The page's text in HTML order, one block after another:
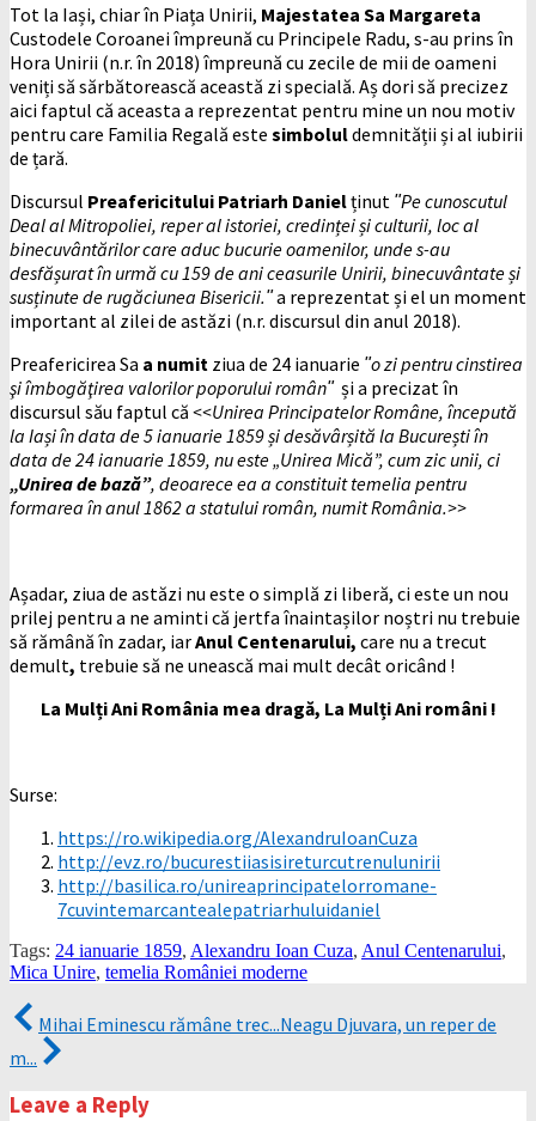
Tot la Iași, chiar în Piața Unirii, Majestatea Sa Margareta
Custodele Coroanei împreună cu Principele Radu, s-au prins în
Hora Unirii (n.r. în 2018) împreună cu zecile de mii de oameni
veniți să sărbătorească această zi specială. Aș dori să precizez
aici faptul că aceasta a reprezentat pentru mine un nou motiv
pentru care Familia Regală este simboluldemnității și al iubirii
de țară.
Discursul Preafericitului Patriarh Danielținut ʺPe cunoscutul
Deal al Mitropoliei, reper al istoriei, credinței și culturii, loc al
binecuvântărilor care aduc bucurie oamenilor, unde s-au
desfășurat în urmă cu 159 de ani ceasurile Unirii, binecuvântate și
susținute de rugăciunea Bisericii.ʺa reprezentat și el un moment
important al zilei de astăzi (n.r. discursul din anul 2018).
Preafericirea Sa a numit ziua de 24 ianuarie ʺo zi pentru cinstirea
şi îmbogăţirea valorilor poporului românʺși a precizat în
discursul său faptul că <<Unirea Principatelor Române, începută
la Iași în data de 5 ianuarie 1859 și desăvârșită la București în
data de 24 ianuarie 1859, nu este „Unirea Mică”, cum zic unii, ci
„Unirea de bază”, deoarece ea a constituit temelia pentru
formarea în anul 1862 a statului român, numit România.>>
Așadar, ziua de astăzi nu este o simplă zi liberă, ci este un nou
prilej pentru a ne aminti că jertfa înaintașilor noștri nu trebuie
să rămână în zadar, iarAnul Centenarului, care nu a trecut
demult, trebuie să ne unească mai mult decât oricând !
La Mulți Ani România mea dragă, La Mulți Ani români !
Surse:
https://ro.wikipedia.org/AlexandruIoanCuza
http://evz.ro/bucurestiiasisireturcutrenulunirii
http://basilica.ro/unireaprincipatelorromane-
7cuvintemarcantealepatriarhuluidaniel
Tags: 24 ianuarie 1859, Alexandru Ioan Cuza, Anul Centenarului,
Mica Unire, temelia României moderne
Mihai Eminescu rămâne trec...Neagu Djuvara, un reper de
m...
Leave a Reply